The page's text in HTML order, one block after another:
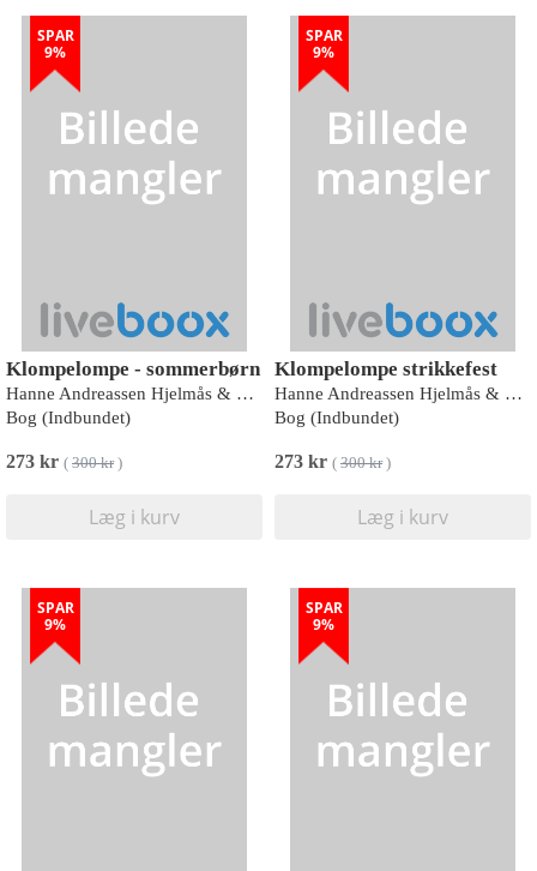
SPAR
9%
Klompelompe - sommerbørn
Hanne Andreassen Hjelmås & Torunn Steinsland
Bog (Indbundet)
273 kr ( 300 kr)
Læg i kurv
SPAR
9%
Klompelompe strikkefest
Hanne Andreassen Hjelmås & Torunn Steinsland
Bog (Indbundet)
273 kr ( 300 kr)
Læg i kurv
SPAR
9%
SPAR
9%